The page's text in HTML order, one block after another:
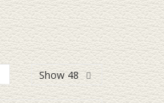
Show 48